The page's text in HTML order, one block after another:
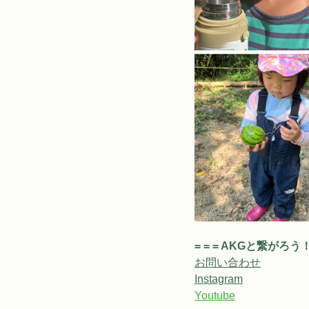
= = = AKGと繋がろう
お問い合わせ
Instagram
Youtube